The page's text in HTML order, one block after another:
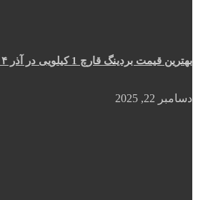
بهترین قیمت بردینگ قارچ 1 کیلویی در آذر ۱۴۰۴
دسامبر 22, 2025